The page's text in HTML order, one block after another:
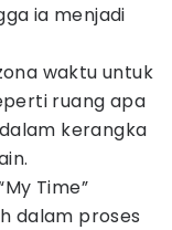
ia menjadi
waktu untuk
ruang apa
kerangka
Time”
dalam proses